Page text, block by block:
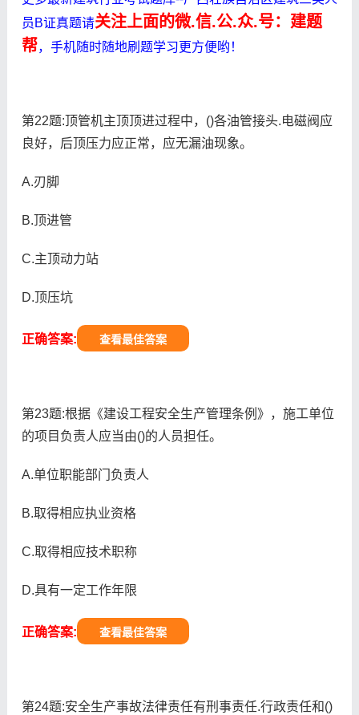
员B证真题请关注上面的微.信.公.众.号：建题
帮，手机随时随地刷题学习更方便哟！
第22题:顶管机主顶顶进过程中，()各油管接头.电磁阀应
良好，后顶压力应正常，应无漏油现象。
A.刃脚
B.顶进管
C.主顶动力站
D.顶压坑
正确答案: 查看最佳答案
第23题:根据《建设工程安全生产管理条例》，施工单位
的项目负责人应当由()的人员担任。
A.单位职能部门负责人
B.取得相应执业资格
C.取得相应技术职称
D.具有一定工作年限
正确答案: 查看最佳答案
第24题:安全生产事故法律责任有刑事责任.行政责任和()